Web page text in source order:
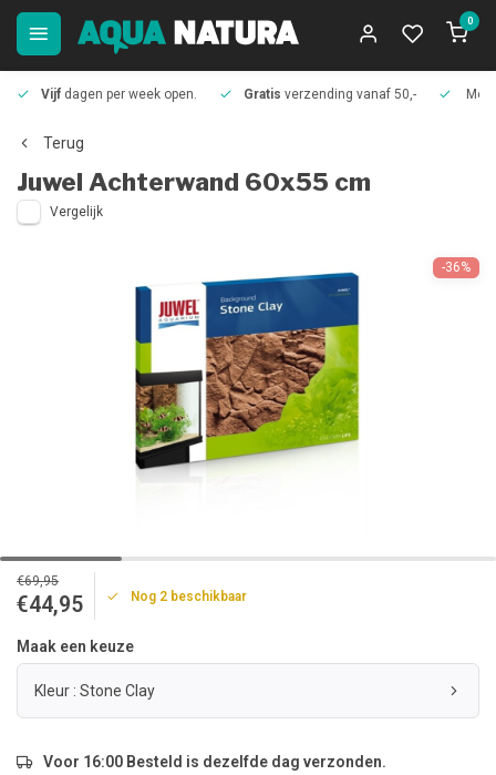
0
Vijf dagen per week open. Gratis verzending vanaf 50,-
Terug
Juwel Achterwand 60x55 cm
Vergelijk
-36%
€69,95
€44,95 Nog 2 beschikbaar
Maak een keuze
Kleur : Stone Clay
Voor 16:00 Besteld is dezelfde dag verzonden.